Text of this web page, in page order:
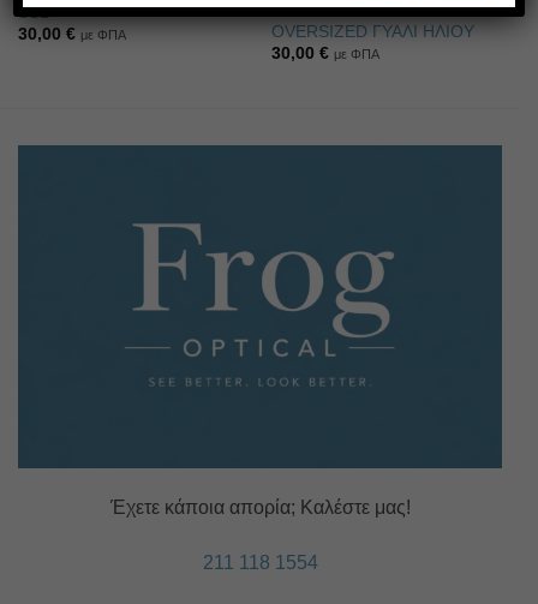
SS1
30,00 € με ΦΠΑ
19075 ΤΕΤΡΑΓΩΝΟ
OVERSIZED ΓΥΑΛΙ ΗΛΙΟΥ
30,00€ με ΦΠΑ
Έχετε κάποια απορία; Καλέστε μας!
211 118 1554